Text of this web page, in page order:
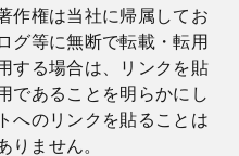
作権は当社に帰属してお
グ等に無断で転載・転用
する場合は、リンクを貼
であることを明らかにし
へのリンクを貼ることは
りません。